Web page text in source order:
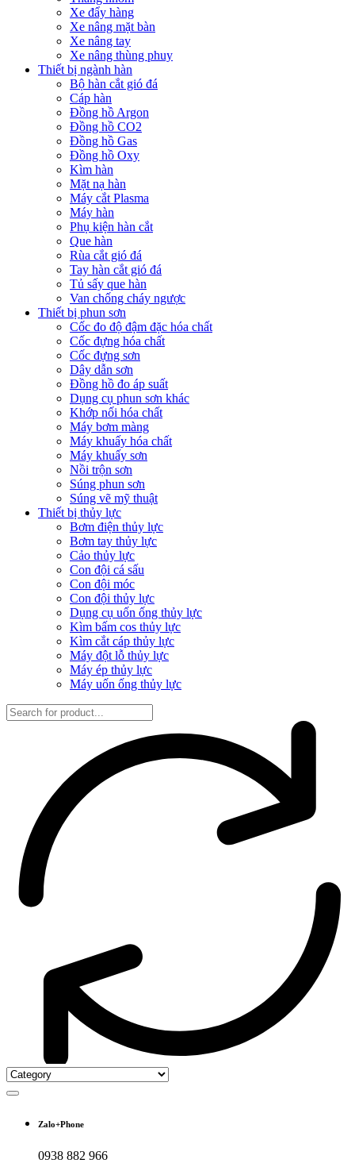
Xe đẩy hàng
Xe nâng mặt bàn
Xe nâng tay
Xe nâng thùng phuy
Thiết bị ngành hàn
Bộ hàn cắt gió đá
Cáp hàn
Đồng hồ Argon
Đồng hồ CO2
Đồng hồ Gas
Đồng hồ Oxy
Kìm hàn
Mặt nạ hàn
Máy cắt Plasma
Máy hàn
Phụ kiện hàn cắt
Que hàn
Rùa cắt gió đá
Tay hàn cắt gió đá
Tủ sấy que hàn
Van chống cháy ngược
Thiết bị phun sơn
Cốc đo độ đậm đặc hóa chất
Cốc đựng hóa chất
Cốc đựng sơn
Dây dẫn sơn
Đồng hồ đo áp suất
Dụng cụ phun sơn khác
Khớp nối hóa chất
Máy bơm màng
Máy khuấy hóa chất
Máy khuấy sơn
Nồi trộn sơn
Súng phun sơn
Súng vẽ mỹ thuật
Thiết bị thủy lực
Bơm điện thủy lực
Bơm tay thủy lực
Cảo thủy lực
Con đội cá sấu
Con đội móc
Con đội thủy lực
Dụng cụ uốn ống thủy lực
Kìm bấm cos thủy lực
Kìm cắt cáp thủy lực
Máy đột lỗ thủy lực
Máy ép thủy lực
Máy uốn ống thủy lực
Zalo+Phone
0938 882 966